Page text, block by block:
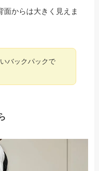
面からは大きく見えま
バックパックで